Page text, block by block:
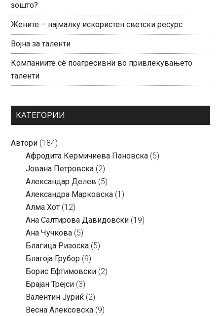
зошто?
Жените – најмалку искористен светски ресурс
Војна за таленти
Компаниите сè поагресивни во привлекувањето
таленти
КАТЕГОРИИ
Автори (184)
Aфродита Кермичиева Пановска (5)
Јована Петровска (2)
Александар Делев (5)
Александра Марковска (1)
Алма Хот (12)
Ана Салтирова Давидовски (19)
Ана Чучкова (5)
Благица Ризоска (5)
Благоја Грубор (9)
Борис Ефтимовски (2)
Брајан Трејси (3)
Валентин Јуриќ (2)
Весна Алексовска (9)